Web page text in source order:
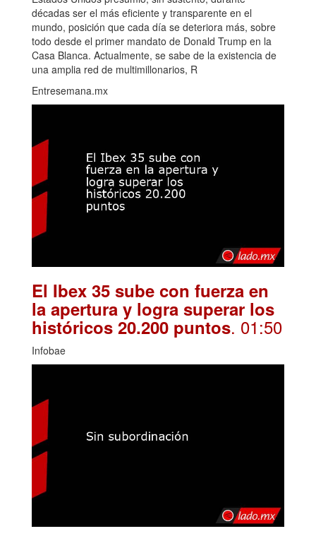
décadas ser el más eficiente y transparente en el
mundo, posición que cada día se deteriora más, sobre
todo desde el primer mandato de Donald Trump en la
Casa Blanca. Actualmente, se sabe de la existencia de
una amplia red de multimillonarios, R
Entresemana.mx
El Ibex 35 sube con fuerza en
la apertura y logra superar los
históricos 20.200 puntos. 01:50
Infobae